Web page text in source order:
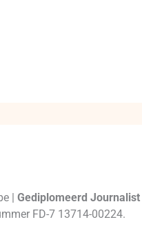
|Gediplomeerd Journalist
FD-7 13714-00224.